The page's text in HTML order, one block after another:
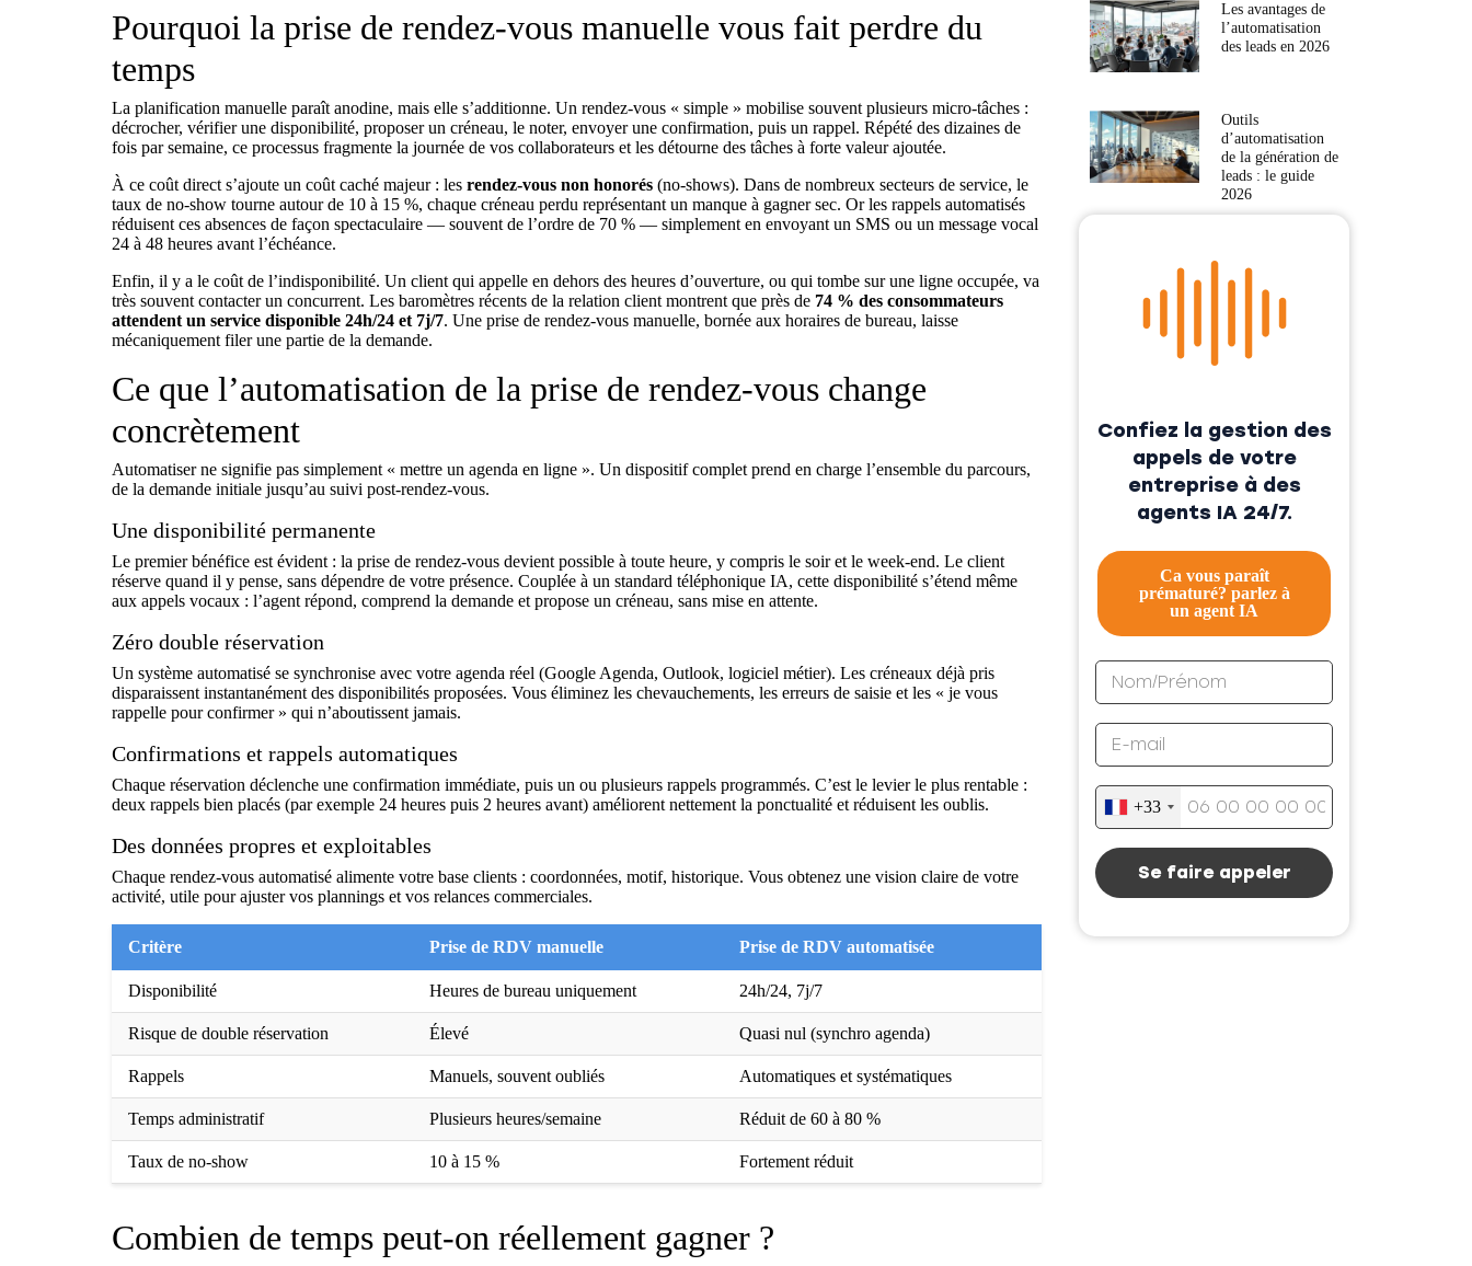
Pourquoi la prise de rendez-vous manuelle vous fait perdre du
temps
La planification manuelle paraît anodine, mais elle s’additionne. Un rendez-vous « simple » mobilise souvent plusieurs micro-tâches :
décrocher, vérifier une disponibilité, proposer un créneau, le noter, envoyer une confirmation, puis un rappel. Répété des dizaines de
fois par semaine, ce processus fragmente la journée de vos collaborateurs et les détourne des tâches à forte valeur ajoutée.
À ce coût direct s’ajoute un coût caché majeur : les rendez-vous non honorés (no-shows). Dans de nombreux secteurs de service, le
taux de no-show tourne autour de 10 à 15 %, chaque créneau perdu représentant un manque à gagner sec. Or les rappels automatisés
réduisent ces absences de façon spectaculaire — souvent de l’ordre de 70 % — simplement en envoyant un SMS ou un message vocal
24 à 48 heures avant l’échéance.
Enfin, il y a le coût de l’indisponibilité. Un client qui appelle en dehors des heures d’ouverture, ou qui tombe sur une ligne occupée, va
très souvent contacter un concurrent. Les baromètres récents de la relation client montrent que près de 74 % des consommateurs
attendent un service disponible 24h/24 et 7j/7. Une prise de rendez-vous manuelle, bornée aux horaires de bureau, laisse
mécaniquement filer une partie de la demande.
Ce que l’automatisation de la prise de rendez-vous change
concrètement
Automatiser ne signifie pas simplement « mettre un agenda en ligne ». Un dispositif complet prend en charge l’ensemble du parcours,
de la demande initiale jusqu’au suivi post-rendez-vous.
Une disponibilité permanente
Le premier bénéfice est évident : la prise de rendez-vous devient possible à toute heure, y compris le soir et le week-end. Le client
réserve quand il y pense, sans dépendre de votre présence. Couplée à un standard téléphonique IA, cette disponibilité s’étend même
aux appels vocaux : l’agent répond, comprend la demande et propose un créneau, sans mise en attente.
Zéro double réservation
Un système automatisé se synchronise avec votre agenda réel (Google Agenda, Outlook, logiciel métier). Les créneaux déjà pris
disparaissent instantanément des disponibilités proposées. Vous éliminez les chevauchements, les erreurs de saisie et les « je vous
rappelle pour confirmer » qui n’aboutissent jamais.
Confirmations et rappels automatiques
Chaque réservation déclenche une confirmation immédiate, puis un ou plusieurs rappels programmés. C’est le levier le plus rentable :
deux rappels bien placés (par exemple 24 heures puis 2 heures avant) améliorent nettement la ponctualité et réduisent les oublis.
Des données propres et exploitables
Chaque rendez-vous automatisé alimente votre base clients : coordonnées, motif, historique. Vous obtenez une vision claire de votre
activité, utile pour ajuster vos plannings et vos relances commerciales.
Critère Prise de RDV manuelle Prise de RDV automatisée
Disponibilité Heures de bureau uniquement 24h/24, 7j/7
Risque de double réservation Élevé Quasi nul (synchro agenda)
Rappels Manuels, souvent oubliés Automatiques et systématiques
Temps administratif Plusieurs heures/semaine Réduit de 60 à 80 %
Taux de no-show 10 à 15 % Fortement réduit
Combien de temps peut-on réellement gagner ?
Les avantages de
l’automatisation
des leads en 2026
Outils
d’automatisation
de la génération de
leads : le guide
2026
Confiez la gestion des
appels de votre
entreprise à des
agents IA 24/7.
Ca vous paraît
prématuré? parlez à
un agent IA
+33
Se faire appeler